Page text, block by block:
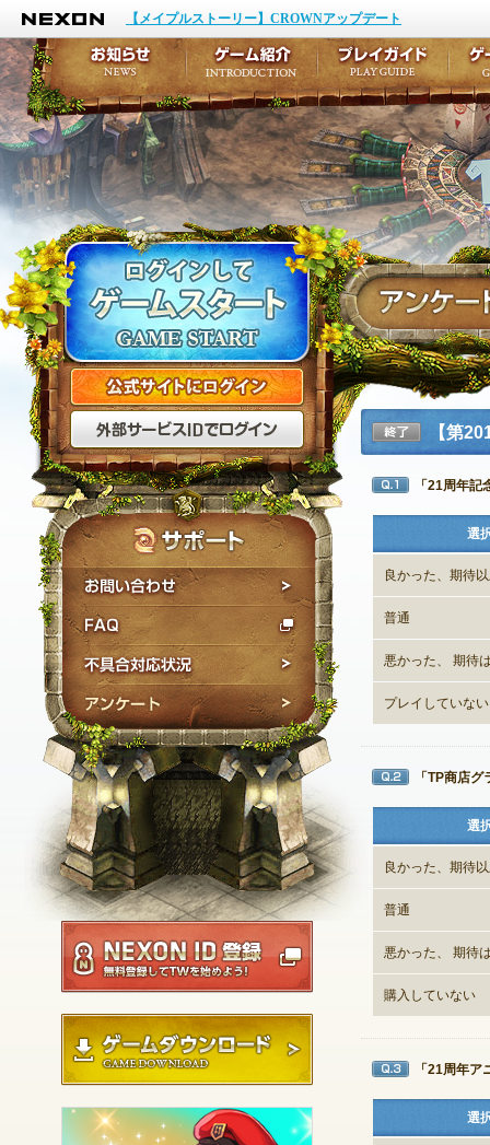
NEXON
【メイプルストーリー】CROWNアップデート
公式サイトにログイン
外部サービスIDでログ
お問い合わせ
FAQ
不具合対応状況
アンケート
NEXON ID登録
終了
【第
Q1
「21周年
選
良かった、期待
普通
悪かった、 期待
プレイしていない
Q2
「TP商店
選
良かった、期待
普通
悪かった、 期待
購入していない
Q3
「21周年
選
お知らせ
イベント
アップデート
メンテナンス
ゲーム紹介
キャラクター作成
テイルズ初級者講座
ここだけは知ってお